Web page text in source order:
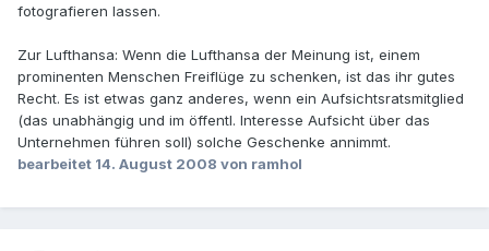
fotografieren lassen.
Zur Lufthansa: Wenn die Lufthansa der Meinung ist, einem
prominenten Menschen Freiflüge zu schenken, ist das ihr gutes
Recht. Es ist etwas ganz anderes, wenn ein Aufsichtsratsmitglied
(das unabhängig und im öffentl. Interesse Aufsicht über das
Unternehmen führen soll) solche Geschenke annimmt.
bearbeitet 14. August 2008 von ramhol